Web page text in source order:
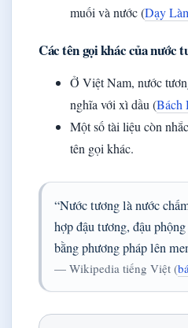
muối và nước (Dạy
Các tên gọi khác của nước
Ở Việt Nam, nước
nghĩa với xì dầu (Bách
Một số tài liệu còn
tên gọi khác.
“Nước tương là nước
hợp đậu tương, đậu
bằng phương pháp lên
— Wikipedia tiếng Việt (